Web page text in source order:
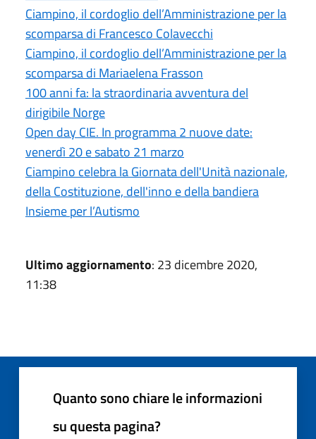
Ciampino, il cordoglio dell’Amministrazione per la
scomparsa di Francesco Colavecchi
Ciampino, il cordoglio dell’Amministrazione per la
scomparsa di Mariaelena Frasson
100 anni fa: la straordinaria avventura del
dirigibile Norge
Open day CIE. In programma 2 nuove date:
venerdì 20 e sabato 21 marzo
Ciampino celebra la Giornata dell'Unità nazionale,
della Costituzione, dell'inno e della bandiera
Insieme per l’Autismo
Ultimo aggiornamento: 23 dicembre 2020,
11:38
Quanto sono chiare le informazioni
su questa pagina?